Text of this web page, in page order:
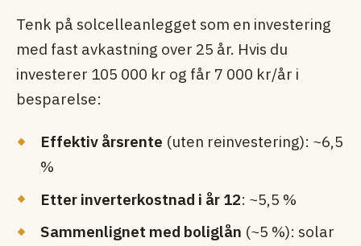
Tenk på solcelleanlegget som en investering
med fast avkastning over 25 år. Hvis du
investerer 105 000 kr og får 7 000 kr/år i
besparelse:
Effektiv årsrente (uten reinvestering): ~6,5
%
Etter inverterkostnad i år 12: ~5,5 %
Sammenlignet med boliglån (~5 %): solar